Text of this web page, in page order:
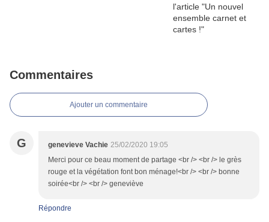
Commentaires
Ajouter un commentaire
G genevieve Vachie 25/02/2020 19:05
Merci pour ce beau moment de partage <br /> <br /> le grès
rouge et la végétation font bon ménage!<br /> <br /> bonne
soirée<br /> <br /> geneviève
Répondre